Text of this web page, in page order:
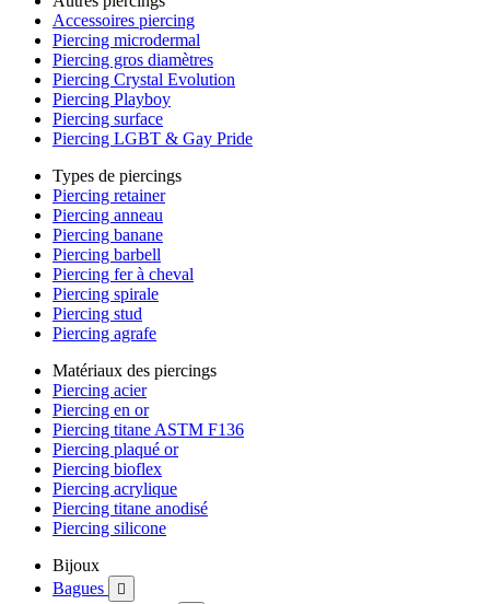
Accessoires piercing
Piercing microdermal
Piercing gros diamètres
Piercing Crystal Evolution
Piercing Playboy
Piercing surface
Piercing LGBT & Gay Pride
Types de piercings
Piercing retainer
Piercing anneau
Piercing banane
Piercing barbell
Piercing fer à cheval
Piercing spirale
Piercing stud
Piercing agrafe
Matériaux des piercings
Piercing acier
Piercing en or
Piercing titane ASTM F136
Piercing plaqué or
Piercing bioflex
Piercing acrylique
Piercing titane anodisé
Piercing silicone
Bijoux
Bagues
